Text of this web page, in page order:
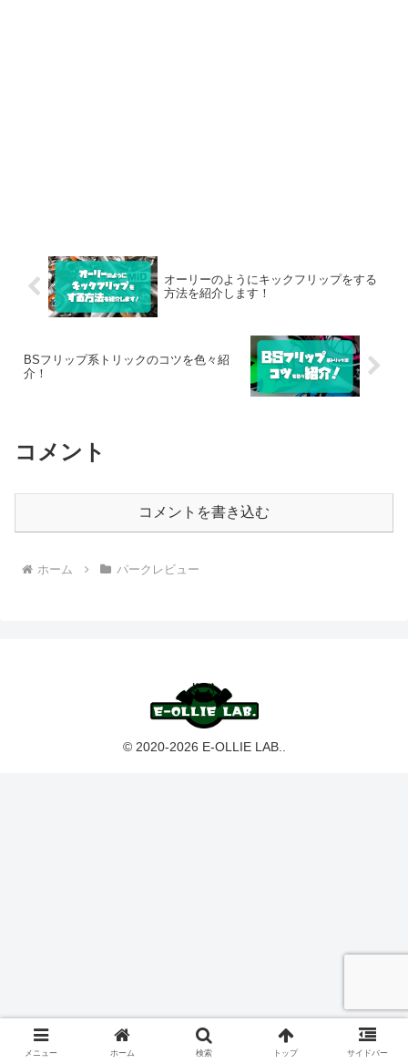
オーリーのようにキックフリップをする
方法を紹介します！
BSフリップ系トリックのコツを色々紹
介！
コメント
コメントを書き込む
ホーム パークレビュー
© 2020-2026 E-OLLIE LAB..
メニュー ホーム 検索 トップ サイドバー